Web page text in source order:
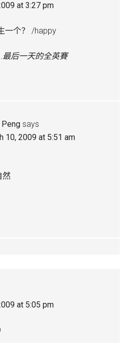
at 3:27 pm
一个？ /happy
最后一天的全英賽
says
10, 2009 at 5:51 am
然
at 5:05 pm